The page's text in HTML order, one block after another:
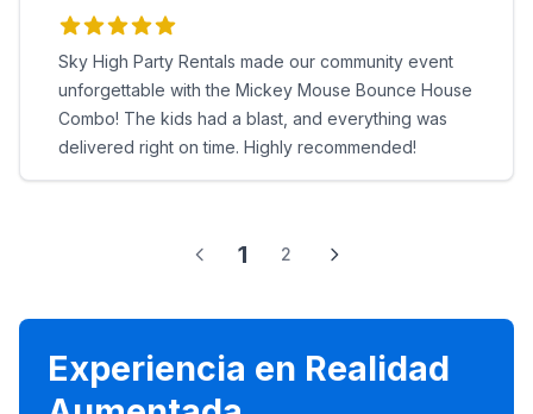
Sky High Party Rentals made our community event
unforgettable with the Mickey Mouse Bounce House
Combo! The kids had a blast, and everything was
delivered right on time. Highly recommended!
1 2
Experiencia en Realidad